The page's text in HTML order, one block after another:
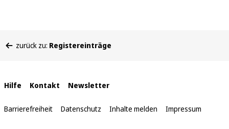
befinden
zurück zu: Registereinträge
Interne
Links
Hilfe Kontakt Newsletter
Barrierefreiheit Datenschutz Inhalte melden Impressum